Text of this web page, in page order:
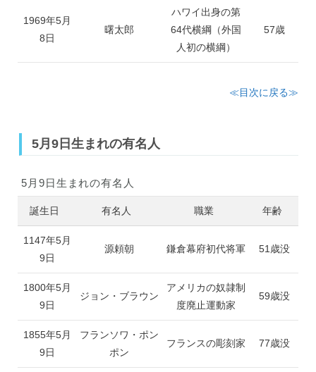
1969年5月
8日
曙太郎
ハワイ出身の第
64代横綱（外国
人初の横綱）
57歳
≪目次に戻る≫
5月9日生まれの有名人
5月9日生まれの有名人
誕生日 有名人 職業 年齢
1147年5月
9日
源頼朝 鎌倉幕府初代将軍 51歳没
1800年5月
9日
ジョン・ブラウン
アメリカの奴隷制
度廃止運動家
59歳没
1855年5月
9日
フランソワ・ポン
ポン
フランスの彫刻家 77歳没